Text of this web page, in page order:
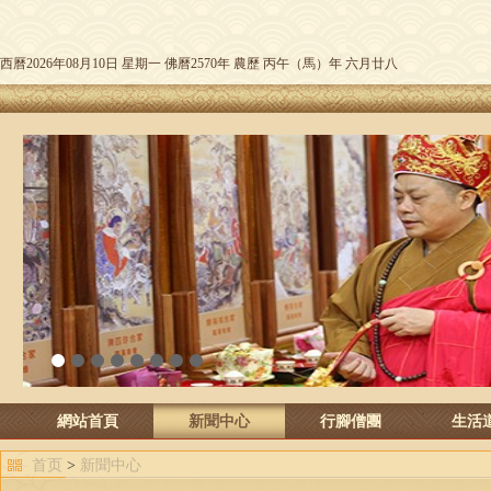
西曆2026年08月10日 星期一 佛曆2570年 農歷 丙午（馬）年 六月廿八
1 3 4 5 6 7 8
網站首頁 新聞中心 行腳僧團 生活
首页 > 新聞中心